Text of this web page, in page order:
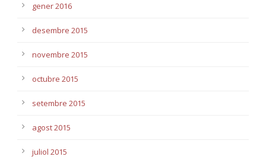
gener 2016
desembre 2015
novembre 2015
octubre 2015
setembre 2015
agost 2015
juliol 2015